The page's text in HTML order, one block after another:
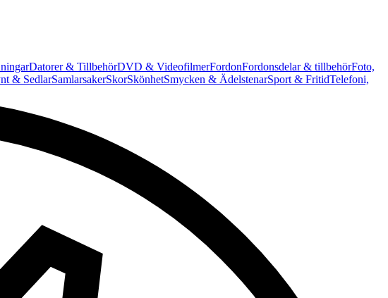
Datorer & TillbehörDVD & VideofilmerFordonFordonsdelar & tillbehörFoto,
& SedlarSamlarsakerSkorSkönhetSmycken & ÄdelstenarSport & FritidTelefoni,